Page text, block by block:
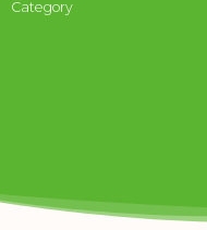
Category